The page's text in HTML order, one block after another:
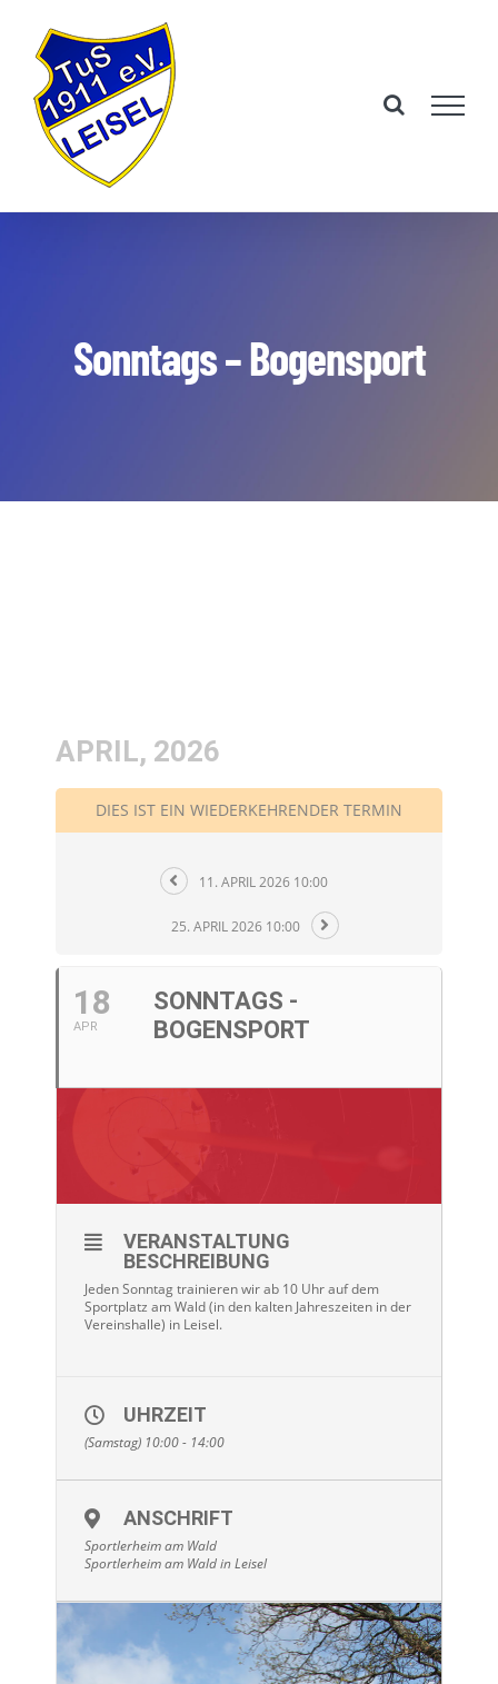
Inhalt
springen
Sonntags – Bogensport
APRIL, 2026
DIES IST EIN WIEDERKEHRENDER TERMIN
11. APRIL 2026 10:00
25. APRIL 2026 10:00
18
APR
SONNTAGS -
BOGENSPORT
VERANSTALTUNG
BESCHREIBUNG
Jeden Sonntag trainieren wir ab 10 Uhr auf dem
Sportplatz am Wald (in den kalten Jahreszeiten in der
Vereinshalle) in Leisel.
UHRZEIT
(Samstag) 10:00 - 14:00
ANSCHRIFT
Sportlerheim am Wald
Sportlerheim am Wald in Leisel